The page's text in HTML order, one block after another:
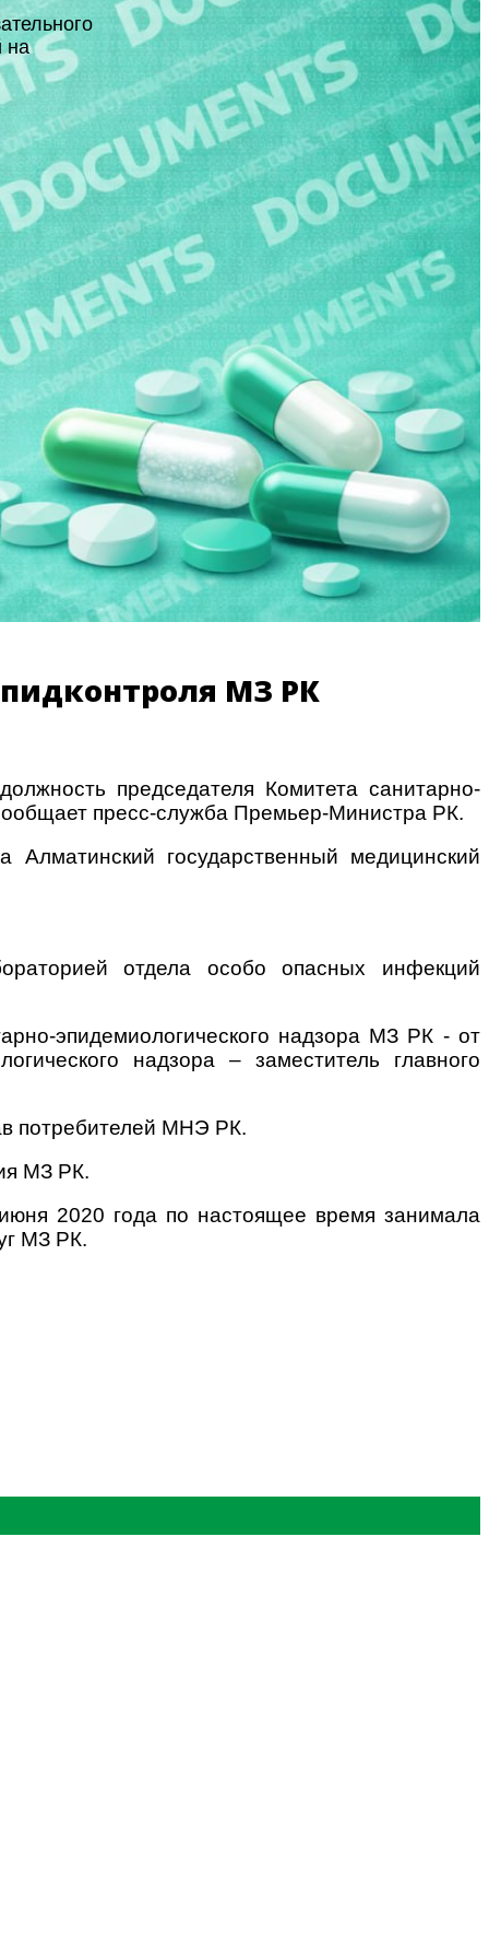
на
МЗ РК
председателя Комитета санитарно-
пресс-служба Премьер-Министра РК.
государственный медицинский
отдела особо опасных инфекций
эпидемиологического надзора МЗ РК - от
надзора – заместитель главного
потребителей МНЭ РК.
МЗ РК.
2020 года по настоящее время занимала
МЗ РК.